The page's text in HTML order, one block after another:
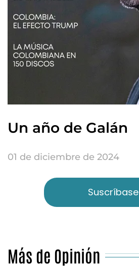
Un año de Galán
01 de diciembre de 2024
Suscríbase
Más de Opinión